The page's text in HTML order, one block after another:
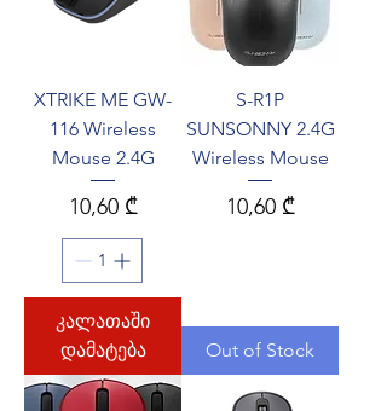
XTRIKE ME GW-
116 Wireless
Mouse 2.4G
Price
10,60 ₾
კალათაში
დამატება
S-R1P
SUNSONNY 2.4G
Wireless Mouse
Price
10,60 ₾
Out of Stock